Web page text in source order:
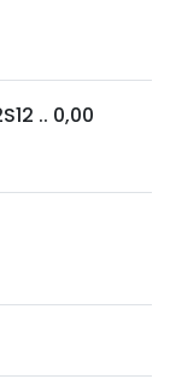
.. 0,00